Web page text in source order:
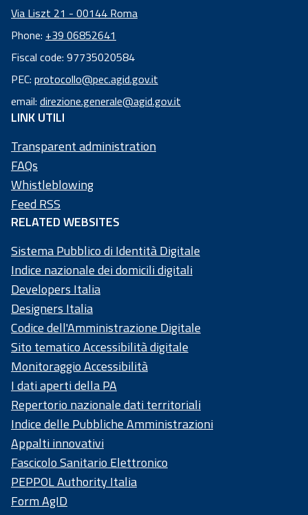
Via Liszt 21 - 00144 Roma
Phone: +39 06852641
Fiscal code: 97735020584
Fiscal
97
73
50
20
58
4
PEC: protocollo@pec.agid.gov.it
email: direzione.generale@agid.gov.it
LINK UTILI
Transparent administration
FAQs
Whistleblowing
Feed RSS
RELATED WEBSITES
Sistema Pubblico di Identità Digitale
Indice nazionale dei domicili digitali
Developers Italia
Designers Italia
Codice dell'Amministrazione Digitale
Sito tematico Accessibilità digitale
Monitoraggio Accessibilità
I dati aperti della PA
Repertorio nazionale dati territoriali
Indice delle Pubbliche Amministrazioni
Appalti innovativi
Fascicolo Sanitario Elettronico
PEPPOL Authority Italia
Form AgID